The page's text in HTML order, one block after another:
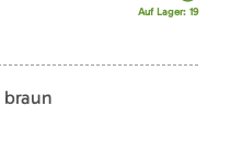
Auf Lager: 19
braun